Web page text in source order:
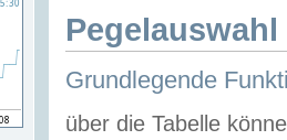
Grundlegende
über die Tabelle